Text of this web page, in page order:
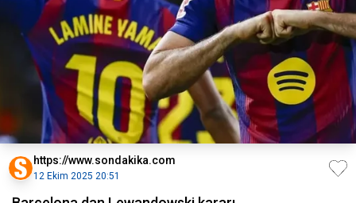
https://www.sondakika.com
12 Ekim 2025 20:51